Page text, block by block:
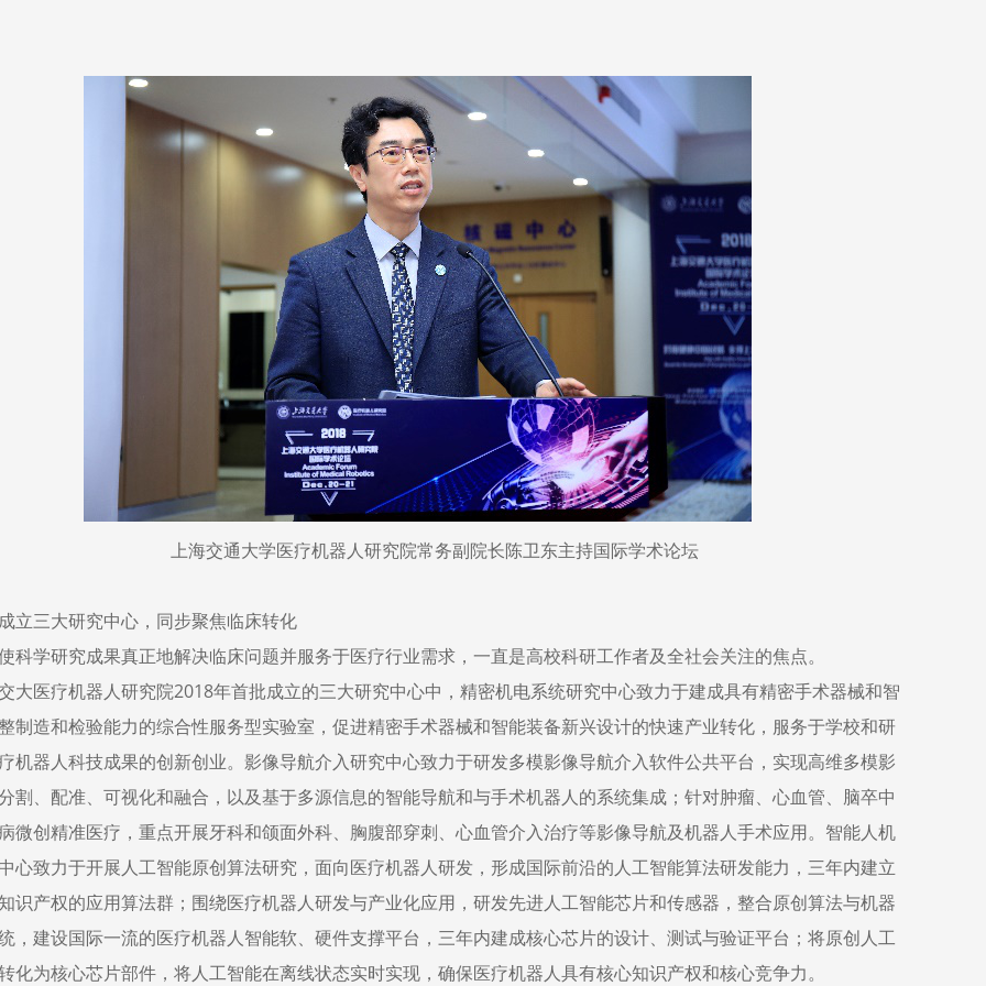
上海交通大学医疗机器人研究院常务副院长陈卫东主持国际学术论坛
立三大研究中心，同步聚焦临床转化
科学研究成果真正地解决临床问题并服务于医疗行业需求，一直是高校科研工作者及全社会关注的焦点。
医疗机器人研究院2018年首批成立的三大研究中心中，精密机电系统研究中心致力于建成具有精密手术器械和智
制造和检验能力的综合性服务型实验室，促进精密手术器械和智能装备新兴设计的快速产业转化，服务于学校和研
机器人科技成果的创新创业。影像导航介入研究中心致力于研发多模影像导航介入软件公共平台，实现高维多模影
割、配准、可视化和融合，以及基于多源信息的智能导航和与手术机器人的系统集成；针对肿瘤、心血管、脑卒中
微创精准医疗，重点开展牙科和颌面外科、胸腹部穿刺、心血管介入治疗等影像导航及机器人手术应用。智能人机
心致力于开展人工智能原创算法研究，面向医疗机器人研发，形成国际前沿的人工智能算法研发能力，三年内建立
识产权的应用算法群；围绕医疗机器人研发与产业化应用，研发先进人工智能芯片和传感器，整合原创算法与机器
，建设国际一流的医疗机器人智能软、硬件支撑平台，三年内建成核心芯片的设计、测试与验证平台；将原创人工
化为核心芯片部件，将人工智能在离线状态实时实现，确保医疗机器人具有核心知识产权和核心竞争力。